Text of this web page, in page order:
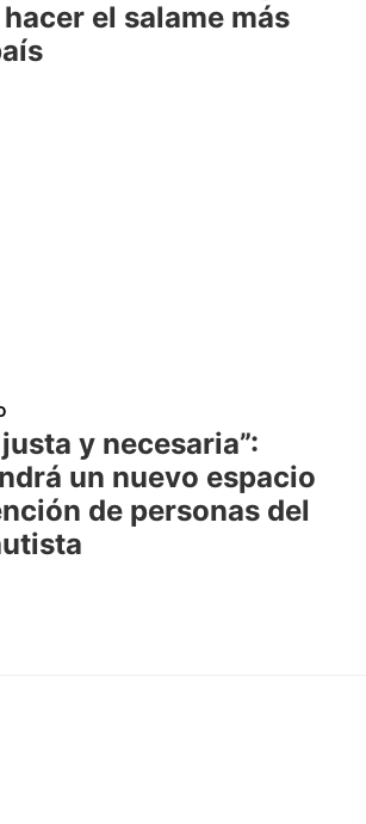
el salame más
y necesaria”:
un nuevo espacio
de personas del